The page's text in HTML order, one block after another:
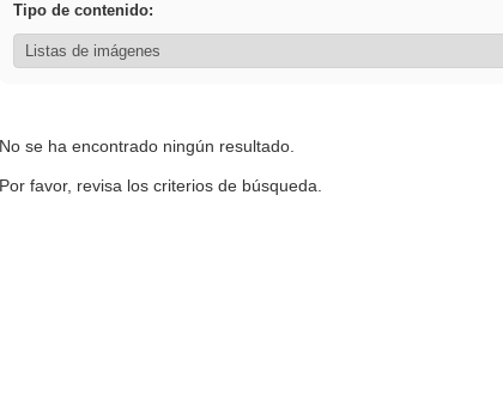
Tipo de contenido:
No se ha encontrado ningún resultado.
Por favor, revisa los criterios de búsqueda.